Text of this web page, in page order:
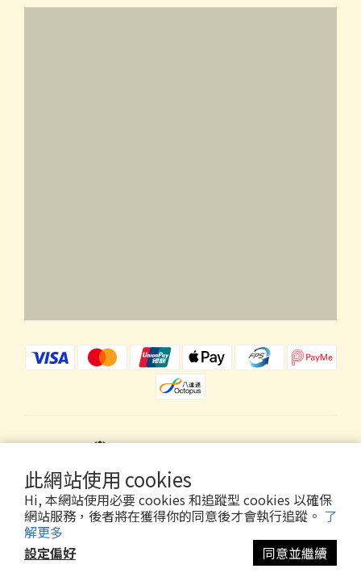
此網站使用 cookies
Hi, 本網站使用必要 cookies 和追蹤型 cookies 以確保
網站服務，後者將在獲得你的同意後才會執行追蹤。 了
解更多
設定偏好
同意並繼續
立即購買
$HKD 繁體中文